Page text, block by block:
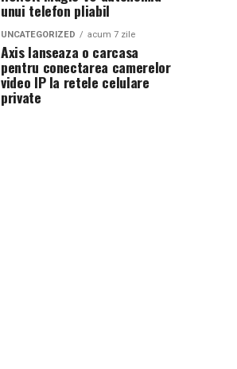
unui telefon pliabil
UNCATEGORIZED acum 7 zile
Axis lanseaza o carcasa
pentru conectarea camerelor
video IP la retele celulare
private